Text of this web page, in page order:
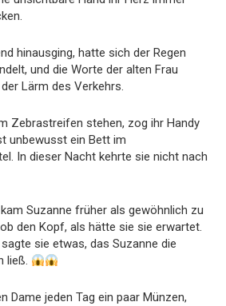
hinausging, hatte sich der Regen
und die Worte der alten Frau
Lärm des Verkehrs.
Zebrastreifen stehen, zog ihr Handy
unbewusst ein Bett im
In dieser Nacht kehrte sie nicht nach
Suzanne früher als gewöhnlich zu
den Kopf, als hätte sie sie erwartet.
sie etwas, das Suzanne die
ließ.
Dame jeden Tag ein paar Münzen,